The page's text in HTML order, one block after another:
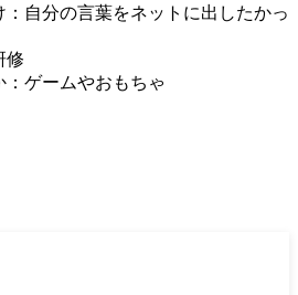
自分の言葉をネットに出したかっ
修
ゲームやおもちゃ